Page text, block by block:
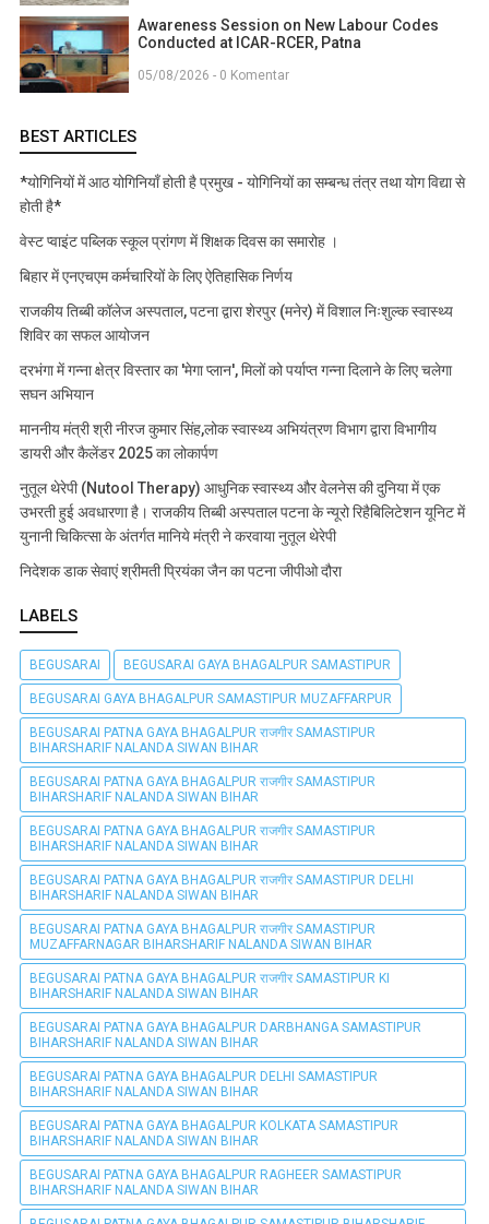
Awareness Session on New Labour Codes
Conducted at ICAR-RCER, Patna
05/08/2026 - 0 Komentar
BEST ARTICLES
*योगिनियों में आठ योगिनियाँ होती है प्रमुख - योगिनियों का सम्बन्ध तंत्र तथा योग विद्या से
होती है*
वेस्ट प्वाइंट पब्लिक स्कूल प्रांगण में शिक्षक दिवस का समारोह ।
बिहार में एनएचएम कर्मचारियों के लिए ऐतिहासिक निर्णय
राजकीय तिब्बी कॉलेज अस्पताल, पटना द्वारा शेरपुर (मनेर) में विशाल निःशुल्क स्वास्थ्य
शिविर का सफल आयोजन
दरभंगा में गन्ना क्षेत्र विस्तार का 'मेगा प्लान', मिलों को पर्याप्त गन्ना दिलाने के लिए चलेगा
सघन अभियान
माननीय मंत्री श्री नीरज कुमार सिंह,लोक स्वास्थ्य अभियंत्रण विभाग द्वारा विभागीय
डायरी और कैलेंडर 2025 का लोकार्पण
नुतूल थेरेपी (Nutool Therapy) आधुनिक स्वास्थ्य और वेलनेस की दुनिया में एक
उभरती हुई अवधारणा है। राजकीय तिब्बी अस्पताल पटना के न्यूरो रिहैबिलिटेशन यूनिट में
युनानी चिकित्सा के अंतर्गत मानिये मंत्री ने करवाया नुतूल थेरेपी
निदेशक डाक सेवाएं श्रीमती प्रियंका जैन का पटना जीपीओ दौरा
LABELS
BEGUSARAI BEGUSARAI GAYA BHAGALPUR SAMASTIPUR
BEGUSARAI GAYA BHAGALPUR SAMASTIPUR MUZAFFARPUR
BEGUSARAI PATNA GAYA BHAGALPUR राजगीर SAMASTIPUR
BIHARSHARIF NALANDA SIWAN BIHAR
BEGUSARAI PATNA GAYA BHAGALPUR राजगीर SAMASTIPUR
BIHARSHARIF NALANDA SIWAN BIHAR
BEGUSARAI PATNA GAYA BHAGALPUR राजगीर SAMASTIPUR
BIHARSHARIF NALANDA SIWAN BIHAR
BEGUSARAI PATNA GAYA BHAGALPUR राजगीर SAMASTIPUR DELHI
BIHARSHARIF NALANDA SIWAN BIHAR
BEGUSARAI PATNA GAYA BHAGALPUR राजगीर SAMASTIPUR
MUZAFFARNAGAR BIHARSHARIF NALANDA SIWAN BIHAR
BEGUSARAI PATNA GAYA BHAGALPUR राजगीर SAMASTIPUR KI
BIHARSHARIF NALANDA SIWAN BIHAR
BEGUSARAI PATNA GAYA BHAGALPUR DARBHANGA SAMASTIPUR
BIHARSHARIF NALANDA SIWAN BIHAR
BEGUSARAI PATNA GAYA BHAGALPUR DELHI SAMASTIPUR
BIHARSHARIF NALANDA SIWAN BIHAR
BEGUSARAI PATNA GAYA BHAGALPUR KOLKATA SAMASTIPUR
BIHARSHARIF NALANDA SIWAN BIHAR
BEGUSARAI PATNA GAYA BHAGALPUR RAGHEER SAMASTIPUR
BIHARSHARIF NALANDA SIWAN BIHAR